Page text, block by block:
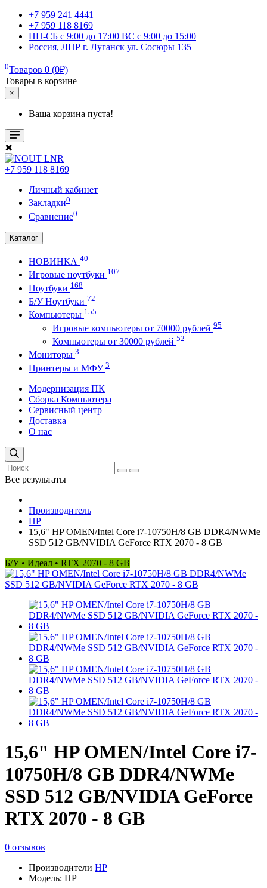
+7 959 241 4441
+7 959 118 8169
ПН-СБ с 9:00 до 17:00 ВС с 9:00 до 15:00
Россия, ЛНР г. Луганск ул. Сосюры 135
0Товаров 0 (0₽)
Товары в корзине
×
Ваша корзина пуста!
✖
+7 959 118 8169
Личный кабинет
Закладки0
Сравнение0
Каталог
НОВИНКА 40
Игровые ноутбуки 107
Ноутбуки 168
Б/У Ноутбуки 72
Компьютеры 155
Игровые компьютеры от 70000 рублей 95
Компьютеры от 30000 рублей 52
Мониторы 3
Принтеры и МФУ 3
Модернизация ПК
Сборка Компьютера
Сервисный центр
Доставка
О нас
Все результаты
Производитель
HP
15,6" HP OMEN/Intel Core i7-10750H/8 GB DDR4/NWMe
SSD 512 GB/NVIDIA GeForce RTX 2070 - 8 GB
Б/У • Идеал • RTX 2070 - 8 GB
15,6" HP OMEN/Intel Core i7-
10750H/8 GB DDR4/NWMe
SSD 512 GB/NVIDIA GeForce
RTX 2070 - 8 GB
0 отзывов
Производители HP
Модель: HP